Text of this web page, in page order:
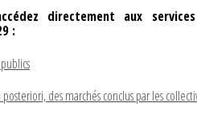
directement aux
:
des marchés conclus par les